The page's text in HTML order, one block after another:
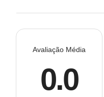
Avaliação Média
0.0